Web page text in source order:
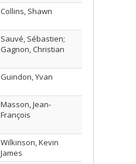
Collins, Shawn
Sauvé, Sébastien;
Gagnon, Christian
Guindon, Yvan
Masson, Jean-
François
Wilkinson, Kevin
James